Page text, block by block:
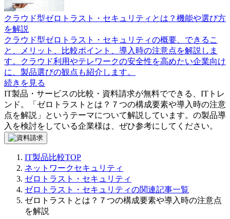
クラウド型ゼロトラスト・セキュリティとは？機能や選び方
を解説
クラウド型ゼロトラスト・セキュリティの概要、できるこ
と、メリット、比較ポイント、導入時の注意点を解説しま
す。クラウド利用やテレワークの安全性を高めたい企業向け
に、製品選びの観点も紹介します。
続きを見る
IT製品・サービスの比較・資料請求が無料でできる、ITトレ
ンド。「 ゼロトラストとは？７つの構成要素や導入時の注意
点を解説 」というテーマについて解説しています。 の製品導
入を検討をしている企業様は、ぜひ参考にしてください。
IT製品比較TOP
ネットワークセキュリティ
ゼロトラスト・セキュリティ
ゼロトラスト・セキュリティの関連記事一覧
ゼロトラストとは？７つの構成要素や導入時の注意点
を解説